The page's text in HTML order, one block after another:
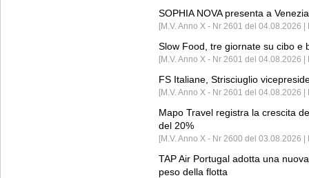
SOPHIA NOVA presenta a
[M.V. Anno X - Nr 2601 del 04.08.2026
Slow Food, tre giornate su cibo e
[M.V. Anno X - Nr 2601 del 04.08.2026 |
FS Italiane, Strisciuglio
[M.V. Anno X - Nr 2601 del 04.08.2026 |
Mapo Travel registra la crescita
del 20%
[M.V. Anno X - Nr 2600 del 03.08.2026 |
TAP Air Portugal adotta una
peso della flotta